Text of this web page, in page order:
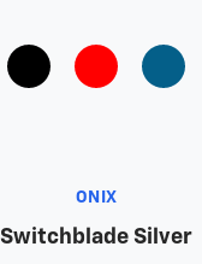
ONIX
Switchblade Silver